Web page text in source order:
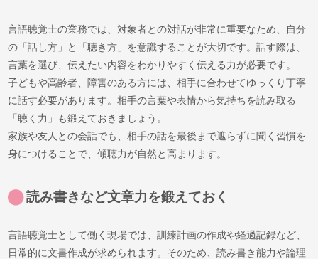
言語聴覚士の業務では、対象者との対話が非常に重要なため、自分
の「話し方」と「聴き方」を意識することが大切です。話す際は、
言葉を選び、伝えたい内容をわかりやすく伝える力が必要です。
子どもや高齢者、障害のある方には、相手に合わせてゆっくり丁寧
に話す必要があります。相手の言葉や表情から気持ちを読み取る
「聴く力」も鍛えておきましょう。
家族や友人との会話でも、相手の話を最後まで遮らずに聞く習慣を
身につけることで、傾聴力が自然と高まります。
読み書きなど文章力を鍛えておく
言語聴覚士として働く現場では、訓練計画の作成や経過記録など、
日常的に文書作成が求められます。そのため、読み書き能力や論理